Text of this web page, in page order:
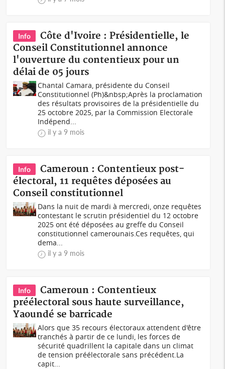
Info
Côte d'Ivoire : Présidentielle, le
Conseil Constitutionnel annonce
l'ouverture du contentieux pour un
délai de 05 jours
Chantal Camara, présidente du Conseil
Constitutionnel (Ph)&nbsp;Après la proclamation
des résultats provisoires de la présidentielle du
25 octobre 2025, par la Commission Electorale
Indépend...
il y a 9 mois
Info
Cameroun : Contentieux post-
électoral, 11 requêtes déposées au
Conseil constitutionnel
Dans la nuit de mardi à mercredi, onze requêtes
contestant le scrutin présidentiel du 12 octobre
2025 ont été déposées au greffe du Conseil
constitutionnel camerounais.Ces requêtes, qui
dema...
il y a 9 mois
Info
Cameroun : Contentieux
préélectoral sous haute surveillance,
Yaoundé se barricade
Alors que 35 recours électoraux attendent d'être
tranchés à partir de ce lundi, les forces de
sécurité quadrillent la capitale dans un climat
de tension préélectorale sans précédent.La
capit...